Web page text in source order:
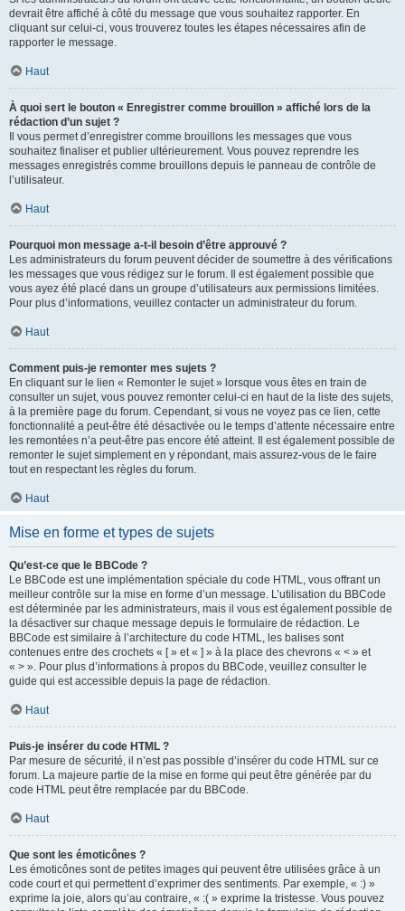
devrait être affiché à côté du message que vous souhaitez rapporter. En
cliquant sur celui-ci, vous trouverez toutes les étapes nécessaires afin de
rapporter le message.
Haut
À quoi sert le bouton « Enregistrer comme brouillon » affiché lors de la
rédaction d’un sujet ?
Il vous permet d’enregistrer comme brouillons les messages que vous
souhaitez finaliser et publier ultérieurement. Vous pouvez reprendre les
messages enregistrés comme brouillons depuis le panneau de contrôle de
l’utilisateur.
Haut
Pourquoi mon message a-t-il besoin d’être approuvé ?
Les administrateurs du forum peuvent décider de soumettre à des vérifications
les messages que vous rédigez sur le forum. Il est également possible que
vous ayez été placé dans un groupe d’utilisateurs aux permissions limitées.
Pour plus d’informations, veuillez contacter un administrateur du forum.
Haut
Comment puis-je remonter mes sujets ?
En cliquant sur le lien « Remonter le sujet » lorsque vous êtes en train de
consulter un sujet, vous pouvez remonter celui-ci en haut de la liste des sujets,
à la première page du forum. Cependant, si vous ne voyez pas ce lien, cette
fonctionnalité a peut-être été désactivée ou le temps d’attente nécessaire entre
les remontées n’a peut-être pas encore été atteint. Il est également possible de
remonter le sujet simplement en y répondant, mais assurez-vous de le faire
tout en respectant les règles du forum.
Haut
Mise en forme et types de sujets
Qu’est-ce que le BBCode ?
Le BBCode est une implémentation spéciale du code HTML, vous offrant un
meilleur contrôle sur la mise en forme d’un message. L’utilisation du BBCode
est déterminée par les administrateurs, mais il vous est également possible de
la désactiver sur chaque message depuis le formulaire de rédaction. Le
BBCode est similaire à l’architecture du code HTML, les balises sont
contenues entre des crochets « [ » et « ] » à la place des chevrons « < » et
« > ». Pour plus d’informations à propos du BBCode, veuillez consulter le
guide qui est accessible depuis la page de rédaction.
Haut
Puis-je insérer du code HTML ?
Par mesure de sécurité, il n’est pas possible d’insérer du code HTML sur ce
forum. La majeure partie de la mise en forme qui peut être générée par du
code HTML peut être remplacée par du BBCode.
Haut
Que sont les émoticônes ?
Les émoticônes sont de petites images qui peuvent être utilisées grâce à un
code court et qui permettent d’exprimer des sentiments. Par exemple, « :) »
exprime la joie, alors qu’au contraire, « :( » exprime la tristesse. Vous pouvez